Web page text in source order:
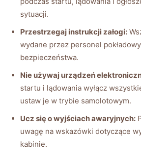
sytuacji.
Przestrzegaj instrukcji załogi:
wydane przez personel
bezpieczeństwa.
Nie używaj urządzeń
startu i lądowania wyłącz
ustaw je w trybie samolotowym.
Ucz się o wyjściach awaryjnych:
uwagę na wskazówki dotyczące
kabinie.